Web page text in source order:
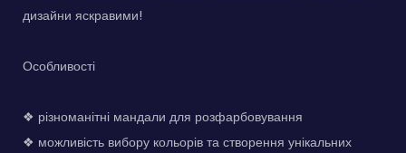
дизайни яскравими!
Особливості
❖ різноманітні мандали для розфарбовування
❖ можливість вибору кольорів та створення унікальних